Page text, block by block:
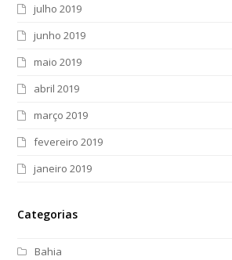
julho 2019
junho 2019
maio 2019
abril 2019
março 2019
fevereiro 2019
janeiro 2019
Categorias
Bahia